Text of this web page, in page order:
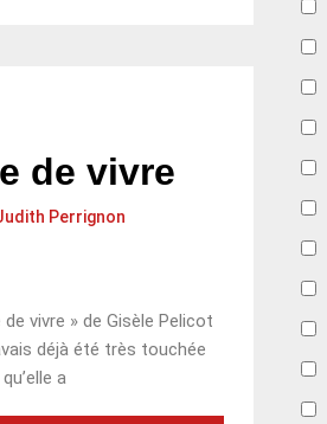
de vivre
Perrignon
vivre » de Gisèle Pelicot
déjà été très touchée
a